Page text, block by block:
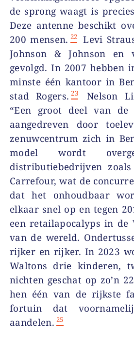
de sprong waagt is
Deze antenne beschikt
200 mensen. 22
Levi
Johnson & Johnson
gevolgd. In 2007 hebben
minste één kantoor in
stad Rogers. 23
Nelson
“Een groot deel van de
aangedreven door
zenuwcentrum zich in
model wordt
distributiebedrijven
Carrefour, wat de
dat het onhoudbaar
elkaar snel op en tegen
een retailapocalyps in de
van de wereld.
rijker en rijker. In 2023
Waltons drie kinderen,
nichten geschat op zo’n
hen één van de rijkste
fortuin dat
aandelen. 25